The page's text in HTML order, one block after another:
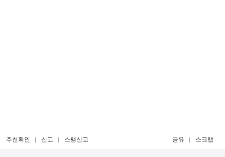
추천확인 신고 스팸신고 공유 스크랩